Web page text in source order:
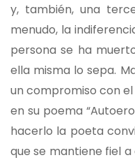
y, también, una
menudo, la
persona se ha
ella misma lo sepa.
un compromiso con
en su poema
hacerlo la poeta
que se mantiene fiel